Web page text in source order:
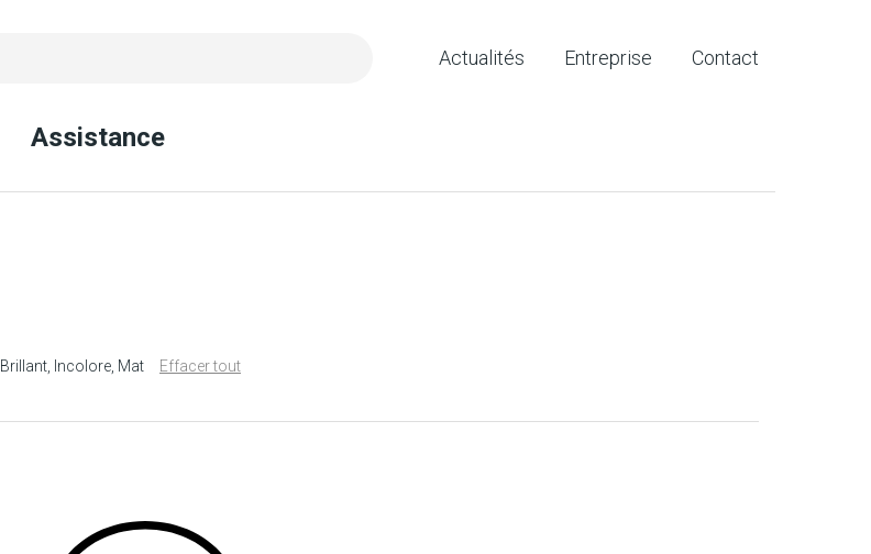
Assistance
Actualités Entreprise Contact
Brillant Incolore Mat Effacer tout